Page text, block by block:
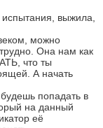
выжила,
можно
Она нам как
что ты
А начать
попадать в
на данный
её